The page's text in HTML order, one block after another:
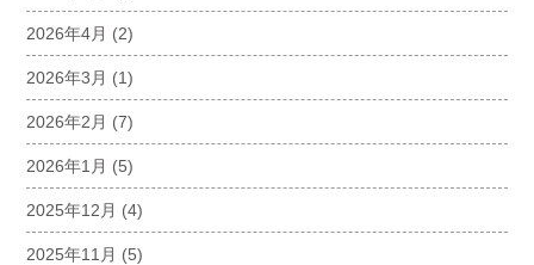
2026年4月 (2)
2026年3月 (1)
2026年2月 (7)
2026年1月 (5)
2025年12月 (4)
2025年11月 (5)